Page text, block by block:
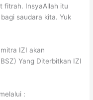
fitrah. InsyaAllah itu
saudara kita. Yuk
IZI akan
Yang Diterbitkan IZI
: